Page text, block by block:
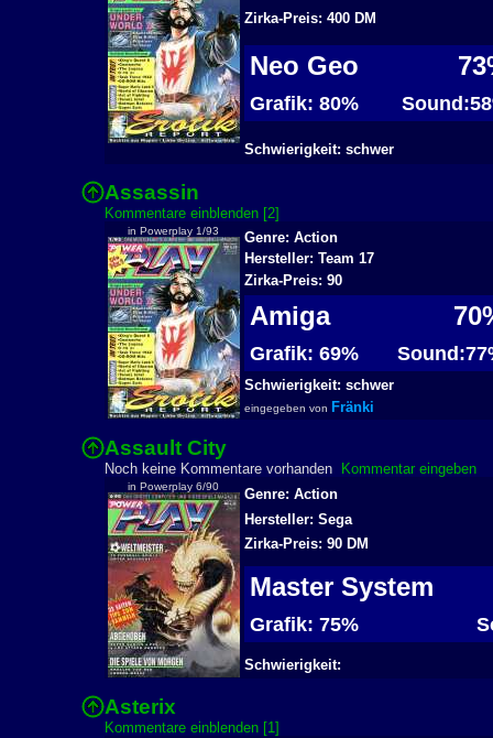
Zirka-Preis: 400 DM
Neo Geo
Grafik: 80%
Schwierigkeit: schwer
Assassin
Kommentare einblenden [2]
in Powerplay 1/93
Genre: Action
Hersteller: Team 17
Zirka-Preis: 90
Amiga
Grafik: 69%
Schwierigkeit: schwer
eingegeben von Fränki
Assault City
Noch keine Kommentare vorhanden
Kommentar eingeben
in Powerplay 6/90
Genre: Action
Hersteller: Sega
Zirka-Preis: 90 DM
Master System
Grafik: 75%
Schwierigkeit:
Asterix
Kommentare einblenden [1]